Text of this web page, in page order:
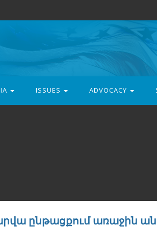
ISSUES ADVOCACY
ընթացքում առաջին